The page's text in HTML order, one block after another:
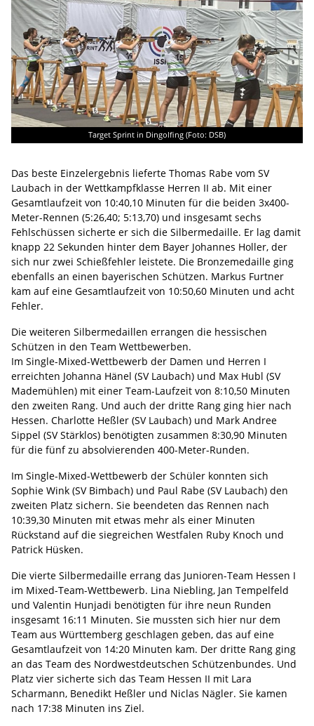
Target Sprint in Dingolfing (Foto: DSB)
Das beste Einzelergebnis lieferte Thomas Rabe vom SV
Laubach in der Wettkampfklasse Herren II ab. Mit einer
Gesamtlaufzeit von 10:40,10 Minuten für die beiden 3x400-
Meter-Rennen (5:26,40; 5:13,70) und insgesamt sechs
Fehlschüssen sicherte er sich die Silbermedaille. Er lag damit
knapp 22 Sekunden hinter dem Bayer Johannes Holler, der
sich nur zwei Schießfehler leistete. Die Bronzemedaille ging
ebenfalls an einen bayerischen Schützen. Markus Furtner
kam auf eine Gesamtlaufzeit von 10:50,60 Minuten und acht
Fehler.
Die weiteren Silbermedaillen errangen die hessischen
Schützen in den Team Wettbewerben.
Im Single-Mixed-Wettbewerb der Damen und Herren I
erreichten Johanna Hänel (SV Laubach) und Max Hubl (SV
Mademühlen) mit einer Team-Laufzeit von 8:10,50 Minuten
den zweiten Rang. Und auch der dritte Rang ging hier nach
Hessen. Charlotte Heßler (SV Laubach) und Mark Andree
Sippel (SV Stärklos) benötigten zusammen 8:30,90 Minuten
für die fünf zu absolvierenden 400-Meter-Runden.
Im Single-Mixed-Wettbewerb der Schüler konnten sich
Sophie Wink (SV Bimbach) und Paul Rabe (SV Laubach) den
zweiten Platz sichern. Sie beendeten das Rennen nach
10:39,30 Minuten mit etwas mehr als einer Minuten
Rückstand auf die siegreichen Westfalen Ruby Knoch und
Patrick Hüsken.
Die vierte Silbermedaille errang das Junioren-Team Hessen I
im Mixed-Team-Wettbewerb. Lina Niebling, Jan Tempelfeld
und Valentin Hunjadi benötigten für ihre neun Runden
insgesamt 16:11 Minuten. Sie mussten sich hier nur dem
Team aus Württemberg geschlagen geben, das auf eine
Gesamtlaufzeit von 14:20 Minuten kam. Der dritte Rang ging
an das Team des Nordwestdeutschen Schützenbundes. Und
Platz vier sicherte sich das Team Hessen II mit Lara
Scharmann, Benedikt Heßler und Niclas Nägler. Sie kamen
nach 17:38 Minuten ins Ziel.